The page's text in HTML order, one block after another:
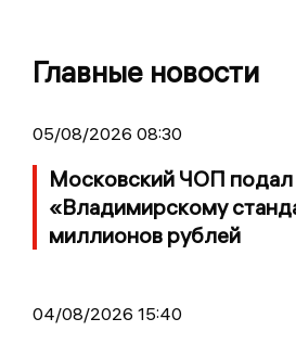
Главные новости
05/08/2026 08:30
Московский ЧОП подал
«Владимирскому
миллионов рублей
04/08/2026 15:40